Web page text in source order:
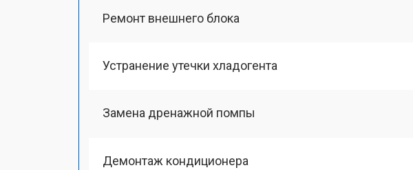
Ремонт внешнего блока
Устранение утечки хладогента
Замена дренажной помпы
Демонтаж кондиционера